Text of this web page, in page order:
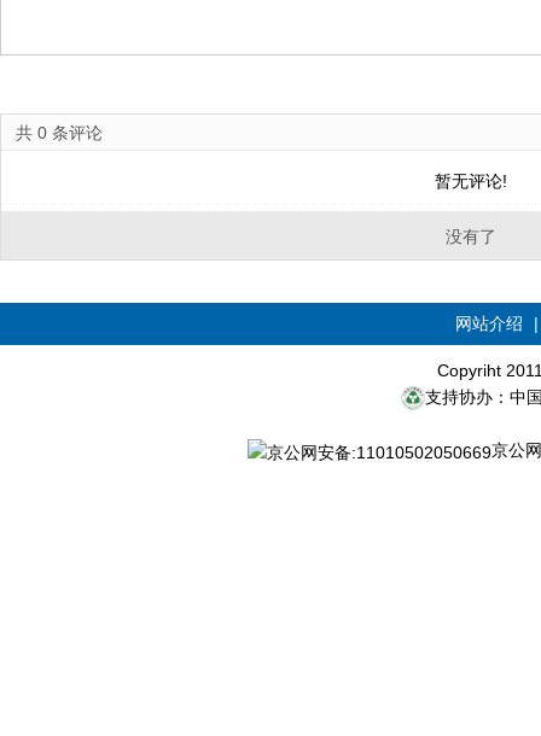
共 0 条评论
暂无评论!
没有了
网站介绍
Copyriht
支持协办：中
京公